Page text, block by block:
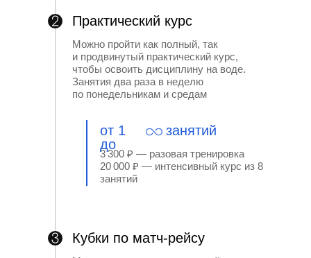
Кубки по матч-рейсу
Практический курс
от 1
до
Можно пройти как полный, так
и продвинутый практический курс,
чтобы освоить дисциплину на воде.
Занятия два раза в неделю
по понедельникам и средам
3 300 ₽ — разовая тренировка
20 000 ₽ — интенсивный курс из 8
занятий
занятий